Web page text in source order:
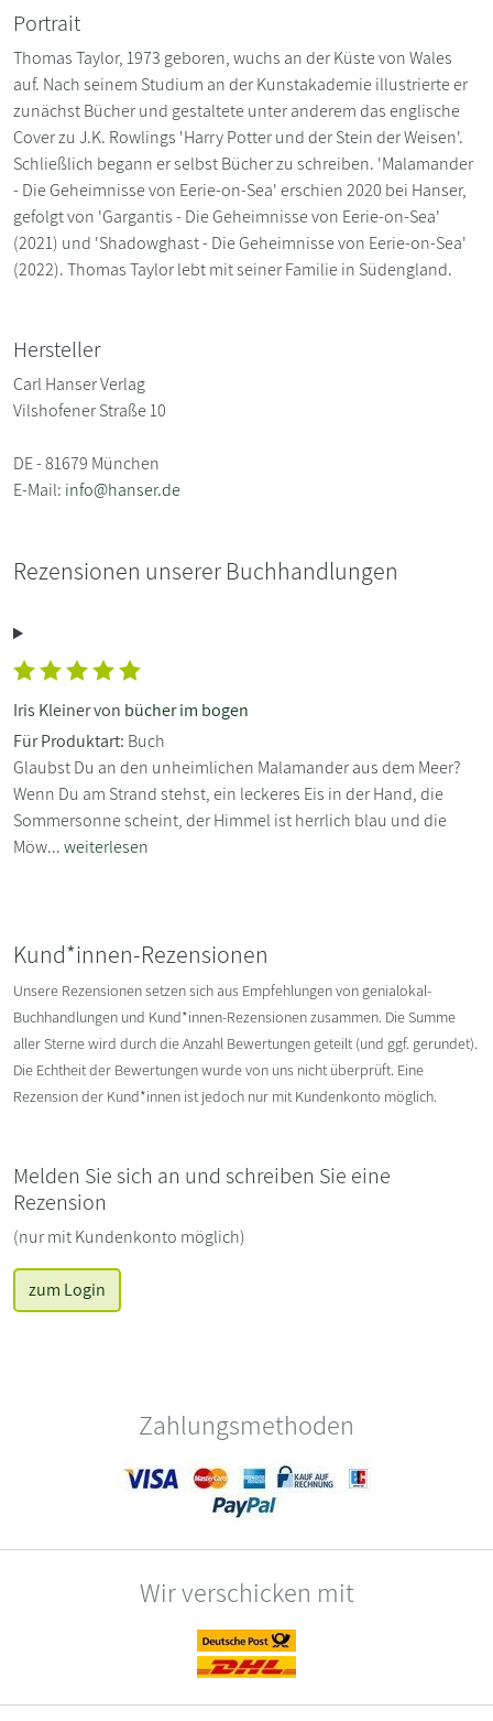
Portrait
Thomas Taylor, 1973 geboren, wuchs an der Küste von Wales
auf. Nach seinem Studium an der Kunstakademie illustrierte er
zunächst Bücher und gestaltete unter anderem das englische
Cover zu J.K. Rowlings 'Harry Potter und der Stein der Weisen'.
Schließlich begann er selbst Bücher zu schreiben. 'Malamander
- Die Geheimnisse von Eerie-on-Sea' erschien 2020 bei Hanser,
gefolgt von 'Gargantis - Die Geheimnisse von Eerie-on-Sea'
(2021) und 'Shadowghast - Die Geheimnisse von Eerie-on-Sea'
(2022). Thomas Taylor lebt mit seiner Familie in Südengland.
Hersteller
Carl Hanser Verlag
Vilshofener Straße 10
DE - 81679 München
E-Mail: info@hanser.de
Rezensionen unserer Buchhandlungen
Iris Kleiner von bücher im bogen
Für Produktart: Buch
Glaubst Du an den unheimlichen Malamander aus dem Meer?
Wenn Du am Strand stehst, ein leckeres Eis in der Hand, die
Sommersonne scheint, der Himmel ist herrlich blau und die
Möw...weiterlesen
Kund*innen-Rezensionen
Unsere Rezensionen setzen sich aus Empfehlungen von genialokal-
Buchhandlungen und Kund*innen-Rezensionen zusammen. Die Summe
aller Sterne wird durch die Anzahl Bewertungen geteilt (und ggf. gerundet).
Die Echtheit der Bewertungen wurde von uns nicht überprüft. Eine
Rezension der Kund*innen ist jedoch nur mit Kundenkonto möglich.
Melden Sie sich an und schreiben Sie eine
Rezension
(nur mit Kundenkonto möglich)
zum Login
Zahlungsmethoden
Wir verschicken mit